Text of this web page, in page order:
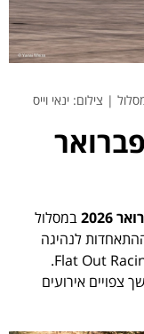
| צילום: ינאי וייס
במסלול
לנהיגה
ספורטיבית בשיתוף "מלמד מוטורספורט" ו-Flat Out Racing.
צפויים אירועים